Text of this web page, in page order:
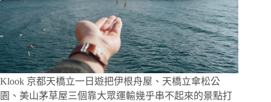
山
最
靜
的
賞
楓
體
驗
Klook 京都天橋立一日遊把伊根舟屋、天橋立傘松公
園、美山茅草屋三個靠大眾運輸幾乎串不起來的景點打